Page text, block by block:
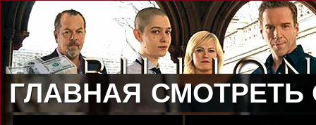
ГЛАВНАЯ СМОТРЕТЬ